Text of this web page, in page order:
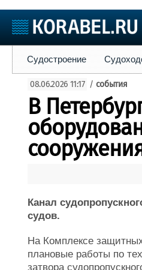
Судостроение
Пульс
Новости
Компании
Репутация
Работа
Доска
Судостроение
08.06.2026 11:17 / события
В
Канал
судов.
На Комплексе
плановые работы по
затвора